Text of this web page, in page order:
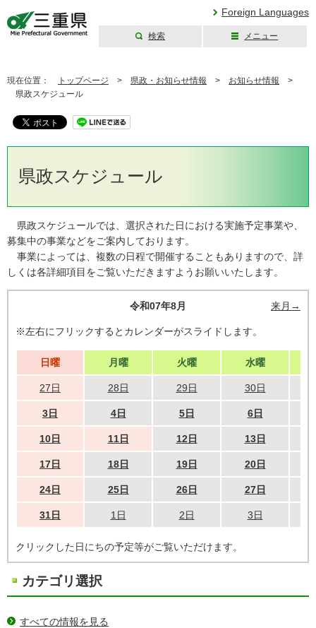
Foreign Languages
検索 メニュー
現在位置： トップページ > 県政・お知らせ情報 > お知らせ情報 >
県政スケジュール
県政スケジュール
県政スケジュールでは、選択された日における実施予定事業や、
募集中の事業などをご案内しております。
事業によっては、複数の日程で開催することもありますので、詳
しくは各詳細項目をご覧いただきますようお願いいたします。
令和07年8月 来月→
※左右にフリックするとカレンダーがスライドします。
日曜 月曜 火曜 水曜
27日 28日 29日 30日
3日 4日 5日 6日
10日 11日 12日 13日
17日 18日 19日 20日
24日 25日 26日 27日
31日 1日 2日 3日
クリックした日にちの予定等がご覧いただけます。
カテゴリ選択
すべての情報を見る